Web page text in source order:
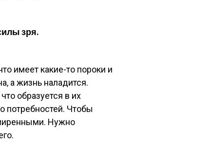
зря.
имеет какие-то пороки и
а жизнь наладится.
образуется в их
потребностей. Чтобы
Нужно